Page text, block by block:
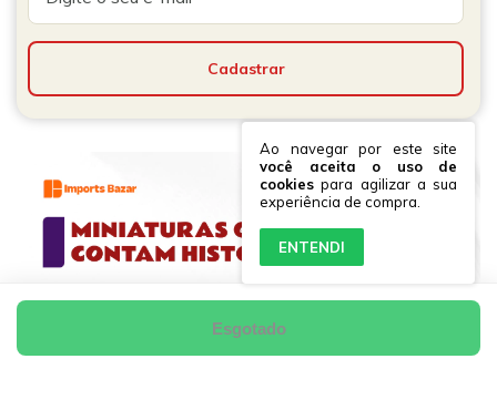
Ao navegar por este site
você aceita o uso de
cookies para agilizar a sua
experiência de compra.
ENTENDI
Esgotado